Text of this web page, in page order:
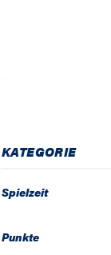
KATEGORIE
Spielzeit
Punkte